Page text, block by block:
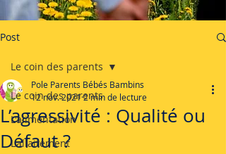
Post
Le coin des parents
L'alimentation
L'allaitement
Le coin des parents
L’agressivité : Qualité ou
Défaut ?
Pole Parents Bébés Bambins
12 nov. 20212 min de lecture